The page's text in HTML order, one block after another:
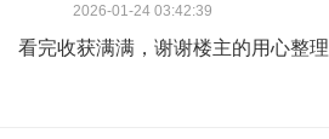
2026-01-24 03:42:39
看完收获满满，谢谢楼主的用心整理